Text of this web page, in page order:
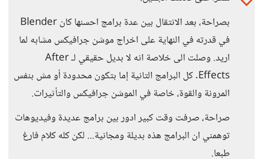
بصراحة، بعد الانتقال بين عدة برامج احسنها كان Blender
في قدرته في النهاية على اخراج موشن جرافيكس مشابه لما
اريد. وصلت الى خلاصة انه لا بديل حقيقي لـ After
Effects. كل البرامج التانية إما بتكون محدودة أو مش بنفس
المرونة والقوة، خاصة في الموشن جرافيكس والتأثيرات.
صراحة، صرفت وقت كبير ادور بين برامج عديدة وفيديوهات
توهمني ان البرامج هذه بديلة ومجانية... لكن كله كلام فارغ
طبعا.